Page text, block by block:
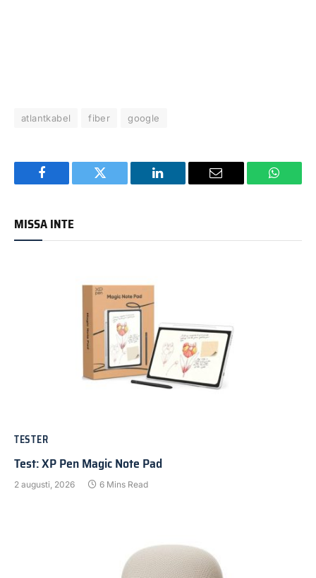
atlantkabel fiber google
Facebook Twitter LinkedIn Email
MISSA INTE
TESTER
Test: XP Pen Magic Note Pad
2 augusti, 2026 6 Mins Read